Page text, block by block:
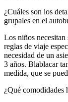
¿Cuáles son los
grupales en el
Los niños
reglas de viaje
necesidad de un
3 años. Blablacar
medida, que se
¿Qué comodidades